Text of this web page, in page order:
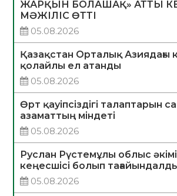
ЖАРҚЫН БОЛАШАҚ» АТТЫ
МӘЖІЛІС ӨТТІ
05.08.2026
Қазақстан Орталық Азиядағы
қолайлы ел атанды
05.08.2026
Өрт қауіпсіздігі талаптарын
азаматтың міндеті
05.08.2026
Руслан Рүстемұлы облыс
кеңесшісі болып
05.08.2026